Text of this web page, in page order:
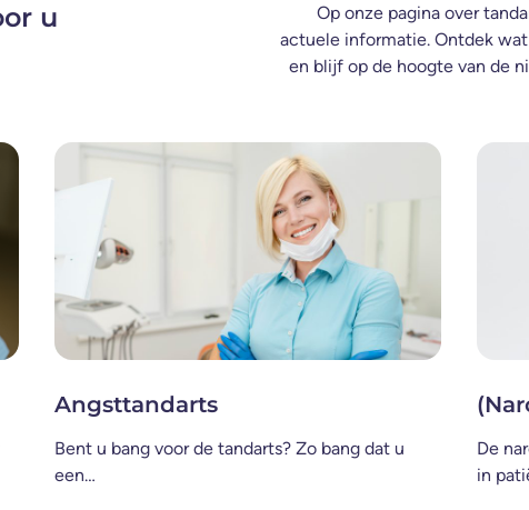
u
Op onze pagina over
actuele informatie. Ontdek
en blijf op de hoogte van de
Angsttandarts
Bent u bang voor de tandarts? Zo bang dat u
een…
De
in